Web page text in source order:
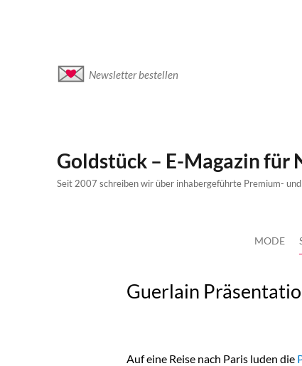
Newsletter bestellen
Goldstück – E-Magazin für
Seit 2007 schreiben wir über inhabergeführte Premium-
MODE
Guerlain
Auf eine Reise nach Paris luden die